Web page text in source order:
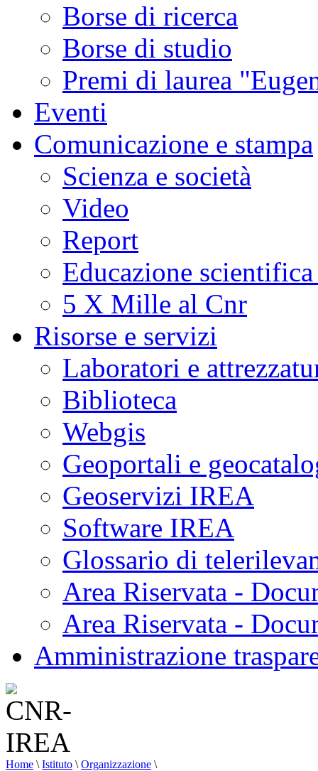
Borse di ricerca
Borse di studio
Premi di laurea
Eventi
Comunicazione e stampa
Scienza e società
Video
Report
Educazione
5 X Mille al Cnr
Risorse e servizi
Laboratori e
Biblioteca
Webgis
Geoportali e
Geoservizi IREA
Software IREA
Glossario di
Area Riservata -
Area Riservata -
Amministrazione
Home \ Istituto \ Organizzazione \